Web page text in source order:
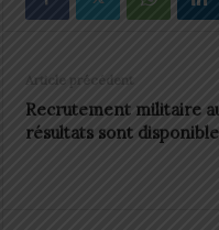
Article précédent
Recrutement militaire
résultats sont